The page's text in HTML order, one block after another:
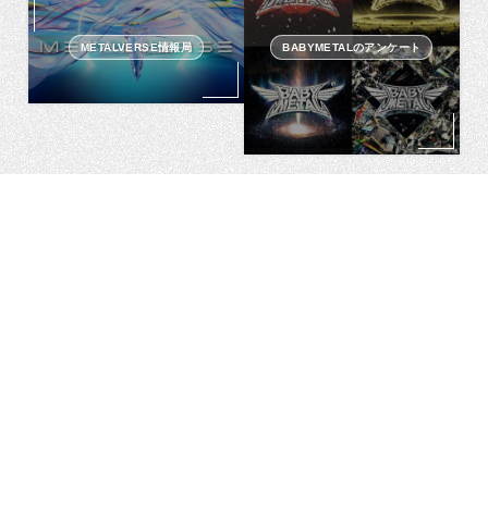
METALVERSE情報局 BABYMETALのアンケート